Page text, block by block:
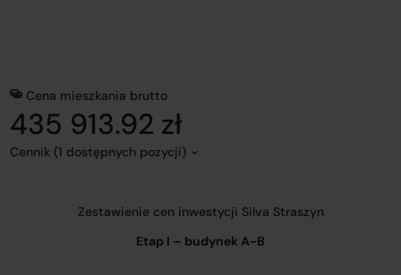
Cena mieszkania brutto
435 913.92 zł
Cennik (1 dostępnych pozycji)
Zestawienie cen inwestycji Silva Straszyn
Etap I – budynek A-B